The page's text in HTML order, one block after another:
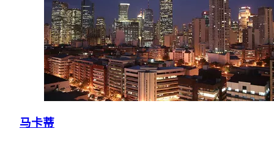
马卡蒂